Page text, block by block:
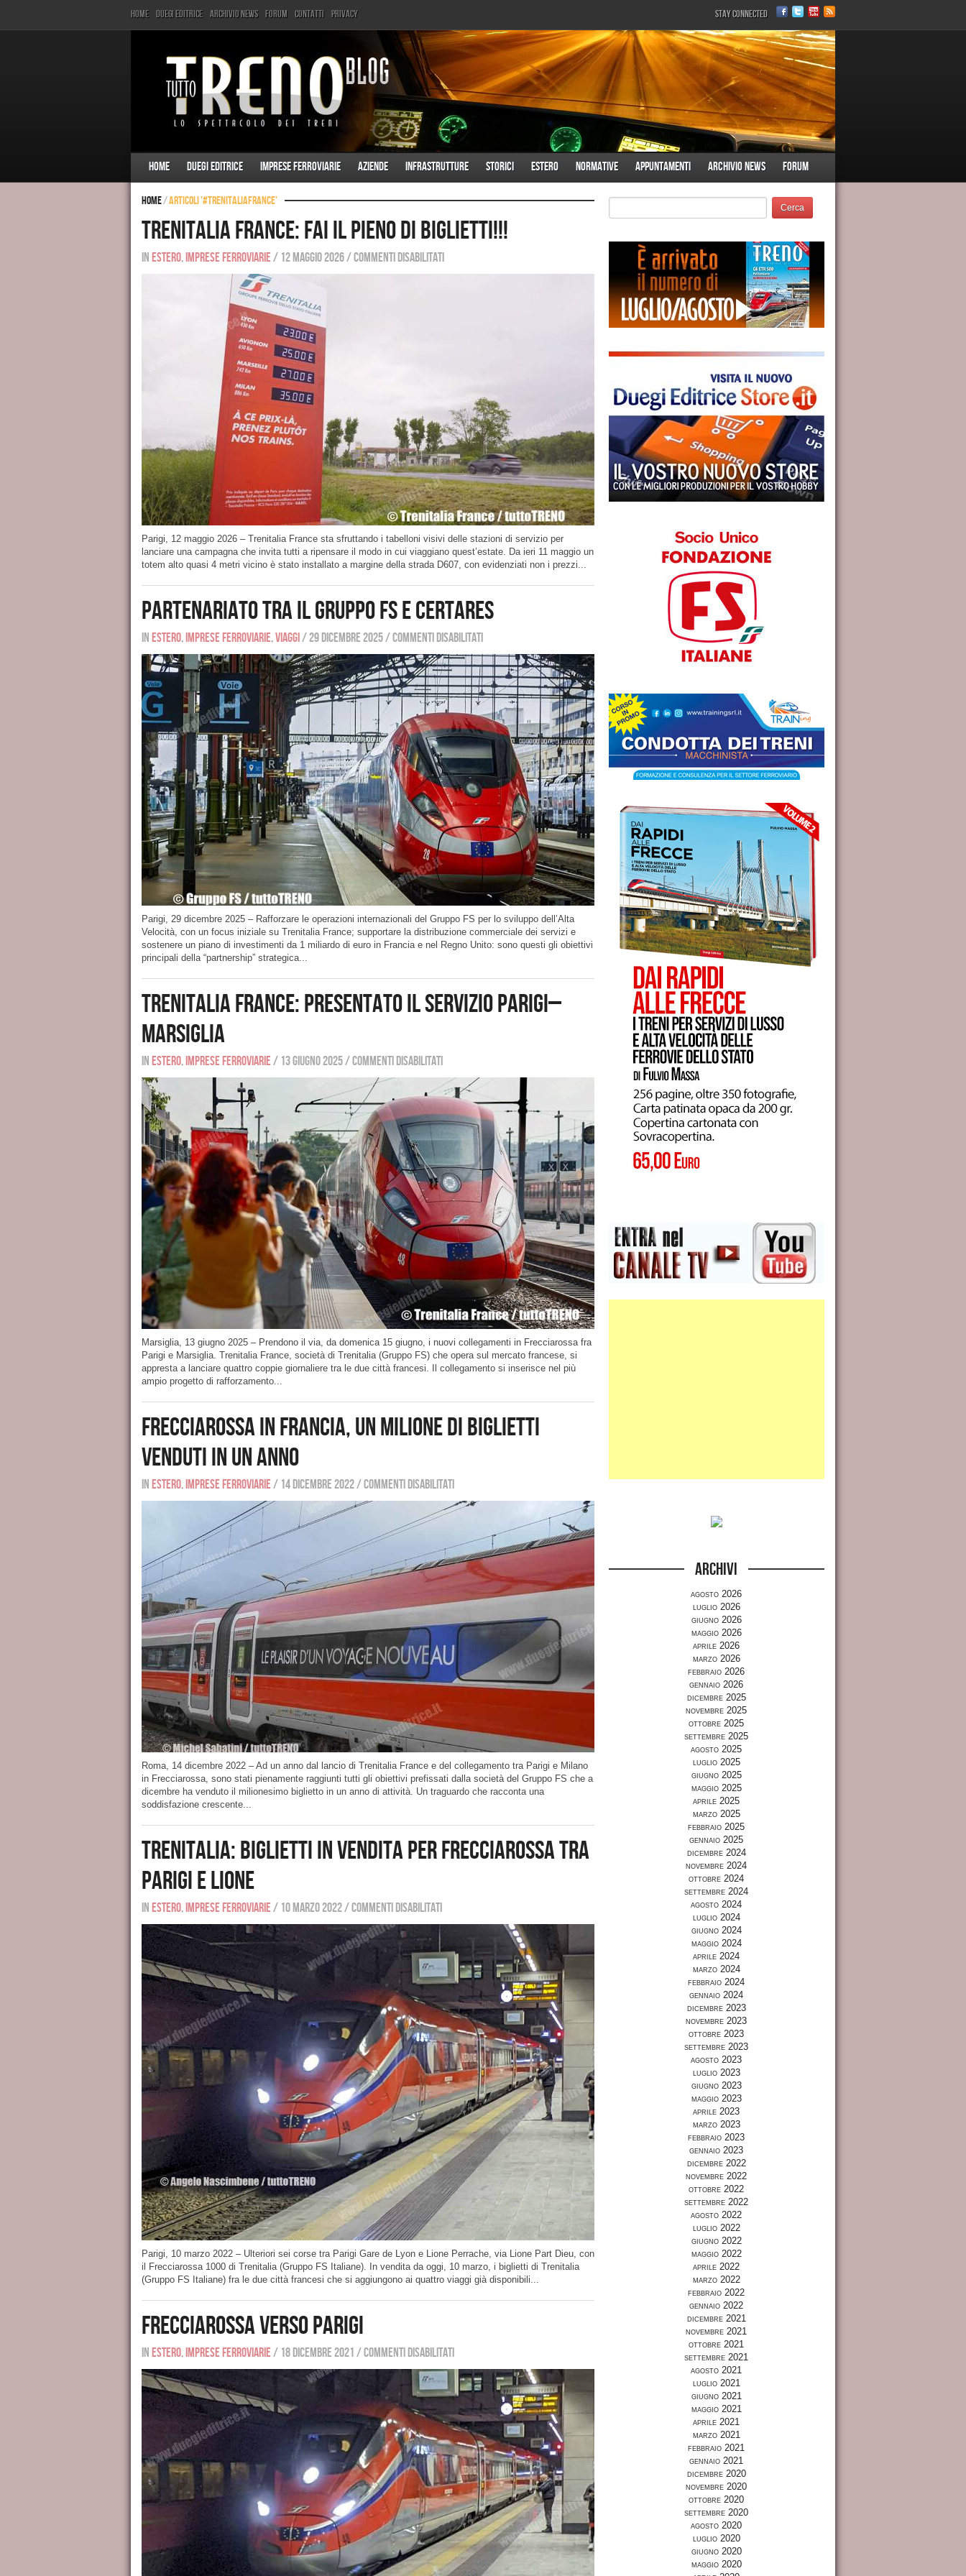
Home Duegi Editrice Archivio News Forum Contatti Privacy Stay Connected
Home Duegi Editrice Imprese ferroviarie Aziende Infrastrutture Storici Estero Normative Appuntamenti Archivio News Forum
Home/Articoli '#TrenitaliaFrance'
Trenitalia France: fai il pieno di biglietti!!!
In Estero, Imprese ferroviarie/ 12 maggio 2026/Commenti disabilitati
Parigi, 12 maggio 2026 – Trenitalia France sta sfruttando i tabelloni visivi delle stazioni di servizio per
lanciare una campagna che invita tutti a ripensare il modo in cui viaggiano quest’estate. Da ieri 11 maggio un
totem alto quasi 4 metri vicino è stato installato a margine della strada D607, con evidenziati non i prezzi...
Partenariato tra il Gruppo FS e Certares
In Estero, Imprese ferroviarie,Viaggi /29 dicembre 2025/Commenti disabilitati
Parigi, 29 dicembre 2025 – Rafforzare le operazioni internazionali del Gruppo FS per lo sviluppo dell’Alta
Velocità, con un focus iniziale su Trenitalia France; supportare la distribuzione commerciale dei servizi e
sostenere un piano di investimenti da 1 miliardo di euro in Francia e nel Regno Unito: sono questi gli obiettivi
principali della “partnership” strategica...
Trenitalia France: presentato il servizio Parigi–
Marsiglia
In Estero, Imprese ferroviarie/ 13 giugno 2025/Commenti disabilitati
Marsiglia, 13 giugno 2025 – Prendono il via, da domenica 15 giugno, i nuovi collegamenti in Frecciarossa fra
Parigi e Marsiglia. Trenitalia France, società di Trenitalia (Gruppo FS) che opera sul mercato francese, si
appresta a lanciare quattro coppie giornaliere tra le due città francesi. Il collegamento si inserisce nel più
ampio progetto di rafforzamento...
Frecciarossa in Francia, un milione di biglietti
venduti in un anno
In Estero, Imprese ferroviarie/ 14 dicembre 2022/Commenti disabilitati
Roma, 14 dicembre 2022 – Ad un anno dal lancio di Trenitalia France e del collegamento tra Parigi e Milano
in Frecciarossa, sono stati pienamente raggiunti tutti gli obiettivi prefissati dalla società del Gruppo FS che a
dicembre ha venduto il milionesimo biglietto in un anno di attività. Un traguardo che racconta una
soddisfazione crescente...
TRENITALIA: BIGLIETTI IN VENDITA PER FRECCIAROSSA TRA
PARIGI E LIONE
In Estero, Imprese ferroviarie/ 10 marzo 2022/Commenti disabilitati
Parigi, 10 marzo 2022 – Ulteriori sei corse tra Parigi Gare de Lyon e Lione Perrache, via Lione Part Dieu, con
il Frecciarossa 1000 di Trenitalia (Gruppo FS Italiane). In vendita da oggi, 10 marzo, i biglietti di Trenitalia
(Gruppo FS Italiane) fra le due città francesi che si aggiungono ai quattro viaggi già disponibili...
Frecciarossa verso Parigi
InEstero,Imprese ferroviarie/ 18 dicembre 2021/Commenti disabilitati
Archivi
agosto 2026
luglio 2026
giugno 2026
maggio 2026
aprile 2026
marzo 2026
febbraio 2026
gennaio 2026
dicembre 2025
novembre 2025
ottobre 2025
settembre 2025
agosto 2025
luglio 2025
giugno 2025
maggio 2025
aprile 2025
marzo 2025
febbraio 2025
gennaio 2025
dicembre 2024
novembre 2024
ottobre 2024
settembre 2024
agosto 2024
luglio 2024
giugno 2024
maggio 2024
aprile 2024
marzo 2024
febbraio 2024
gennaio 2024
dicembre 2023
novembre 2023
ottobre 2023
settembre 2023
agosto 2023
luglio 2023
giugno 2023
maggio 2023
aprile 2023
marzo 2023
febbraio 2023
gennaio 2023
dicembre 2022
novembre 2022
ottobre 2022
settembre 2022
agosto 2022
luglio 2022
giugno 2022
maggio 2022
aprile 2022
marzo 2022
febbraio 2022
gennaio 2022
dicembre 2021
novembre 2021
ottobre 2021
settembre 2021
agosto 2021
luglio 2021
giugno 2021
maggio 2021
aprile 2021
marzo 2021
febbraio 2021
gennaio 2021
dicembre 2020
novembre 2020
ottobre 2020
settembre 2020
agosto 2020
luglio 2020
giugno 2020
maggio 2020